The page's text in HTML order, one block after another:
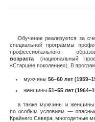
Обучение реализуется за
специальной программы
профессионального
возраста (национальный
«Старшее поколение»). В
мужчины 56–60 лет
женщины 51–55 лет
а также мужчины и женщины
по особым условиям —
Крайнего Севера, многодетные